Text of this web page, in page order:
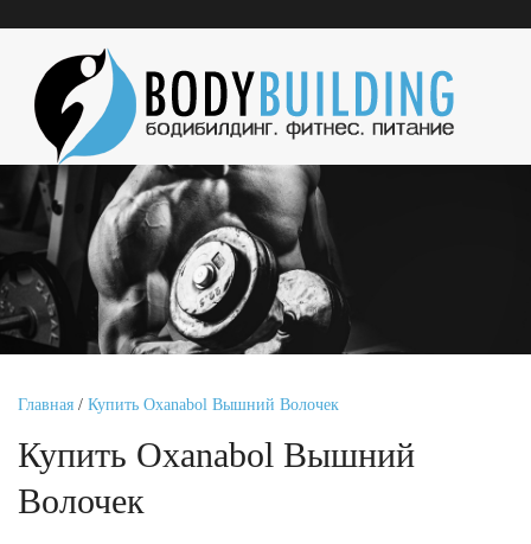
Главная / Купить Oxanabol Вышний Волочек
Купить Oxanabol Вышний
Волочек